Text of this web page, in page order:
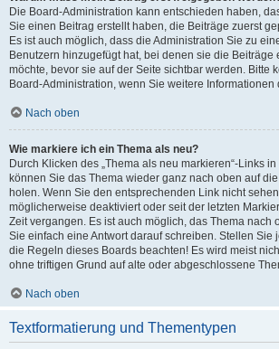
Die Board-Administration kann entschieden haben,
Sie einen Beitrag erstellt haben, die Beiträge zuerst
Es ist auch möglich, dass die Administration Sie zu
Benutzern hinzugefügt hat, bei denen sie die Beiträge
möchte, bevor sie auf der Seite sichtbar werden. Bitte
Board-Administration, wenn Sie weitere Informationen
Nach oben
Wie markiere ich ein Thema als neu?
Durch Klicken des „Thema als neu markieren“-Links
können Sie das Thema wieder ganz nach oben auf
holen. Wenn Sie den entsprechenden Link nicht
möglicherweise deaktiviert oder seit der letzten
Zeit vergangen. Es ist auch möglich, das Thema nach
Sie einfach eine Antwort darauf schreiben. Stellen Sie
die Regeln dieses Boards beachten! Es wird meist
ohne triftigen Grund auf alte oder abgeschlossene
Nach oben
Textformatierung und Thementypen